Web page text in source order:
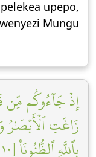
upepo,
Mungu
إِذۡ جَآءُوكُم
زَاغَتِ ٱلۡأَبۡصَٰرُ
بِٱللَّهِ ٱلظُّنُونَا۠ [١٠]